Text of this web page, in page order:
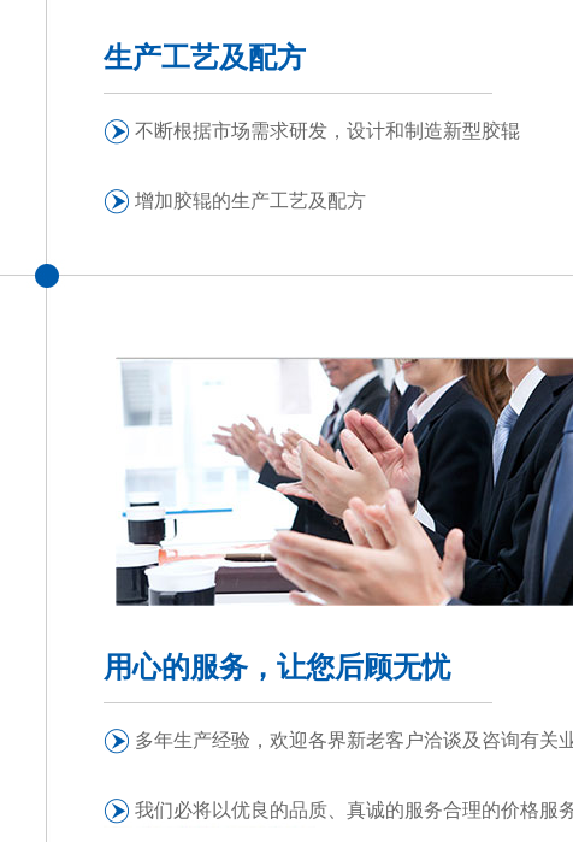
生产工艺及配方
不断根据市场需求研发，设计和制造新型胶辊
增加胶辊的生产工艺及配方
用心的服务，让您后顾无忧
多年生产经验，欢迎各界新老客户洽谈及咨询有关
我们必将以优良的品质、真诚的服务合理的价格服